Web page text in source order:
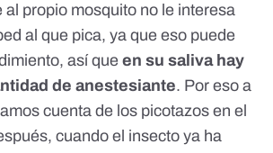
al propio mosquito no le interesa
al que pica, ya que eso puede
así que en su saliva hay
de anestesiante. Por eso a
cuenta de los picotazos en el
cuando el insecto ya ha